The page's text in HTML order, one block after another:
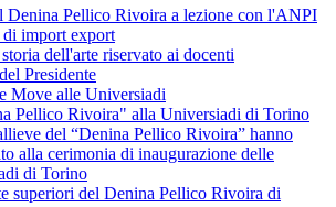
Denina Pellico Rivoira a lezione con l'ANPI
di import export
dell'arte riservato ai docenti
Presidente
Move alle Universiadi
Pellico Rivoira" alla Universiadi di Torino
del “Denina Pellico Rivoira” hanno
alla cerimonia di inaugurazione delle
di Torino
superiori del Denina Pellico Rivoira di